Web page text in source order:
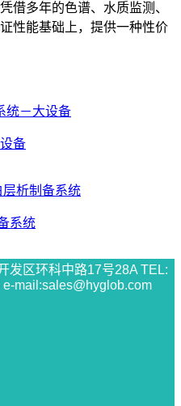
借多年的色谱、水质监测、
性能基础上，提供一种性价
备
系统
发区环科中路17号28A TEL:
e-mail:sales@hyglob.com